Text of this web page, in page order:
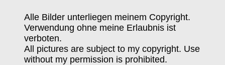
Alle Bilder unterliegen meinem Copyright.
Verwendung ohne meine Erlaubnis ist
verboten.
All pictures are subject to my copyright. Use
without my permission is prohibited.